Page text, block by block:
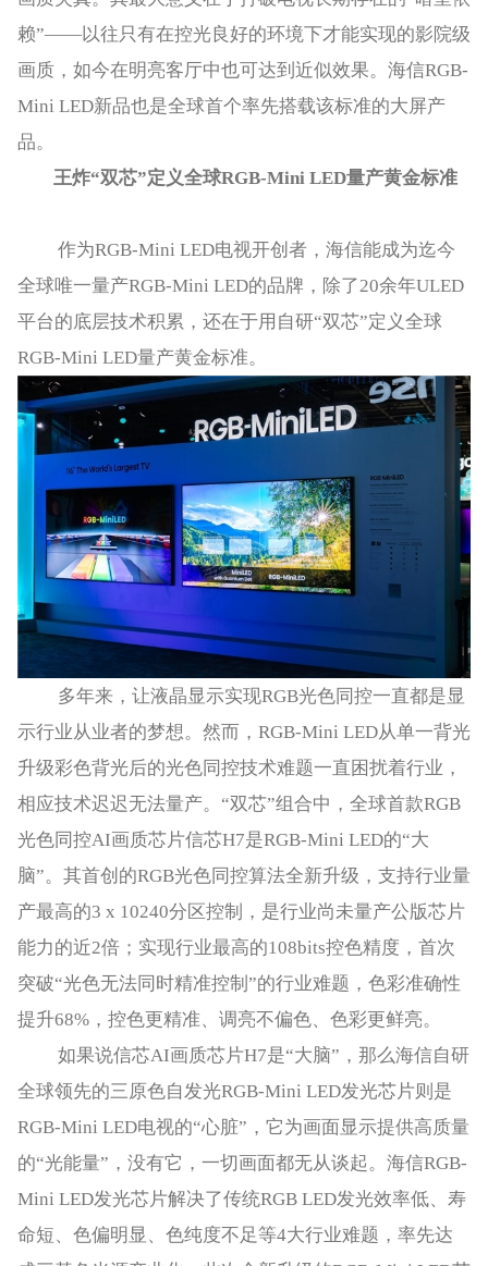
赖”——以往只有在控光良好的环境下才能实现的影院级
画质，如今在明亮客厅中也可达到近似效果。海信RGB-
Mini LED新品也是全球首个率先搭载该标准的大屏产
品。
王炸“双芯”定义全球RGB-Mini LED量产黄金标准
作为RGB-Mini LED电视开创者，海信能成为迄今
全球唯一量产RGB-Mini LED的品牌，除了20余年ULED
平台的底层技术积累，还在于用自研“双芯”定义全球
RGB-Mini LED量产黄金标准。
多年来，让液晶显示实现RGB光色同控一直都是显
示行业从业者的梦想。然而，RGB-Mini LED从单一背光
升级彩色背光后的光色同控技术难题一直困扰着行业，
相应技术迟迟无法量产。“双芯”组合中，全球首款RGB
光色同控AI画质芯片信芯H7是RGB-Mini LED的“大
脑”。其首创的RGB光色同控算法全新升级，支持行业量
产最高的3 x 10240分区控制，是行业尚未量产公版芯片
能力的近2倍；实现行业最高的108bits控色精度，首次
突破“光色无法同时精准控制”的行业难题，色彩准确性
提升68%，控色更精准、调亮不偏色、色彩更鲜亮。
如果说信芯AI画质芯片H7是“大脑”，那么海信自研
全球领先的三原色自发光RGB-Mini LED发光芯片则是
RGB-Mini LED电视的“心脏”，它为画面显示提供高质量
的“光能量”，没有它，一切画面都无从谈起。海信RGB-
Mini LED发光芯片解决了传统RGB LED发光效率低、寿
命短、色偏明显、色纯度不足等4大行业难题，率先达